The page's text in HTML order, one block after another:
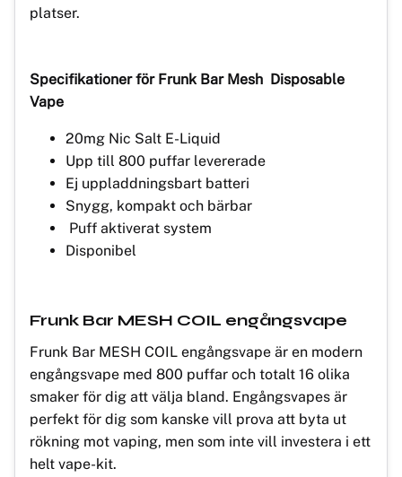
platser.
Specifikationer för Frunk Bar Mesh Disposable
Vape
20mg Nic Salt E-Liquid
Upp till 800 puffar levererade
Ej uppladdningsbart batteri
Snygg, kompakt och bärbar
Puff aktiverat system
Disponibel
Frunk Bar MESH COIL engångsvape
Frunk Bar MESH COIL engångsvape är en modern
engångsvape med 800 puffar och totalt 16 olika
smaker för dig att välja bland. Engångsvapes är
perfekt för dig som kanske vill prova att byta ut
rökning mot vaping, men som inte vill investera i ett
helt vape-kit.